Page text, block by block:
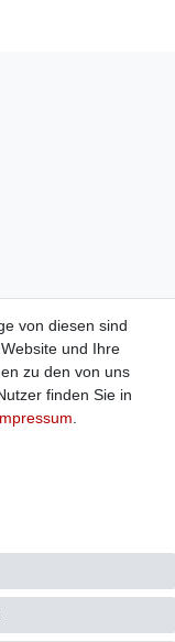
von diesen sind
und Ihre
zu den von uns
finden Sie in